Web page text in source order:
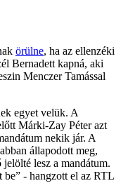
örülne, ha az ellenzéki
Bernadett kapná, aki
Menczer Tamással
egyet velük. A
Márki-Zay Péter azt
nekik jár. A
állapodott meg,
lesz a mandátum.
- hangzott el az RTL